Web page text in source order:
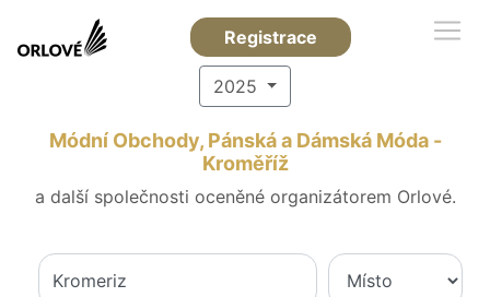
Registrace
2025
Módní Obchody, Pánská a Dámská Móda -
Kroměříž
a další společnosti oceněné organizátorem Orlové.